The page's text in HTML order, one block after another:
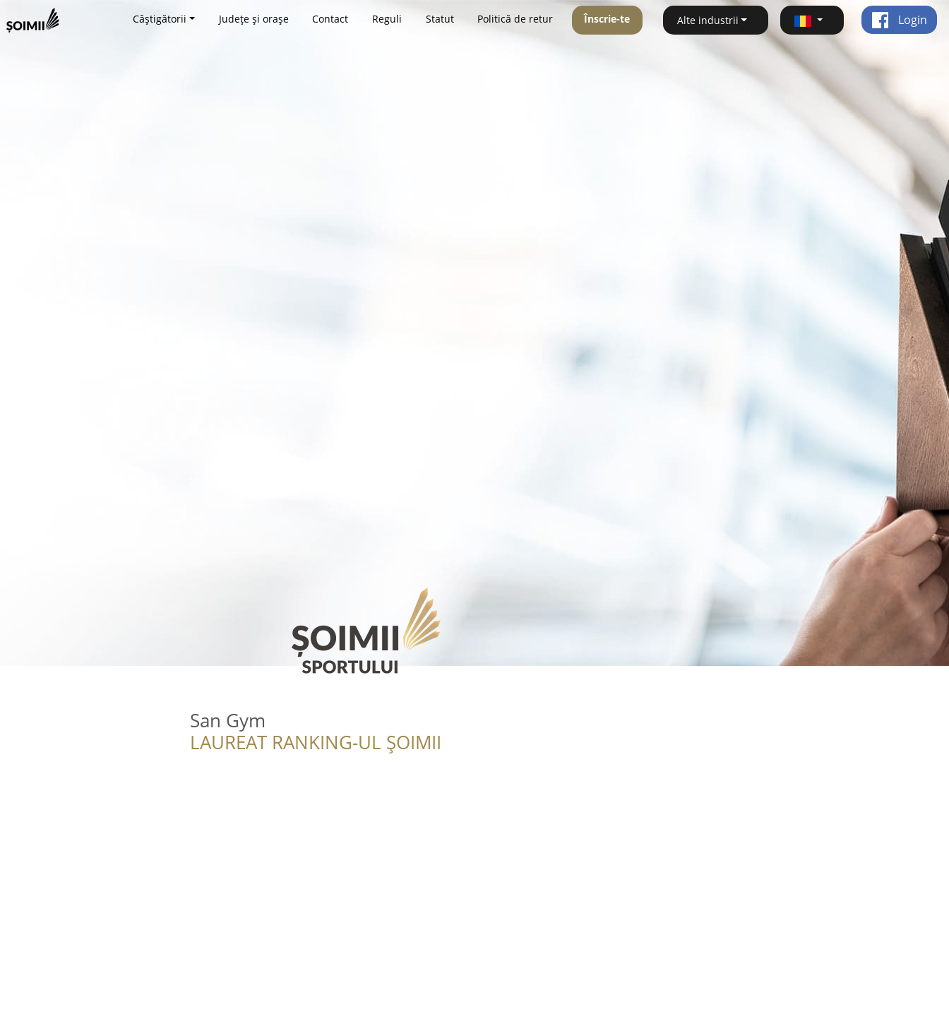
Câștigătorii Județe și orașe Contact Reguli Statut Politică de retur Înscrie-te Alte industrii Login
San Gym
LAUREAT RANKING-UL ȘOIMII